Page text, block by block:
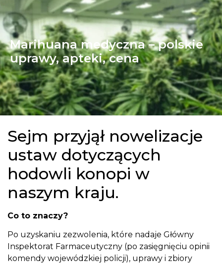
Marihuana medyczna – polskie
uprawy, apteki, cena
Sejm przyjął nowelizacje
ustaw dotyczących
hodowli konopi w
naszym kraju.
Co to znaczy?
Po uzyskaniu zezwolenia, które nadaje Główny
Inspektorat Farmaceutyczny (po zasięgnięciu opinii
komendy wojewódzkiej policji), uprawy i zbiory